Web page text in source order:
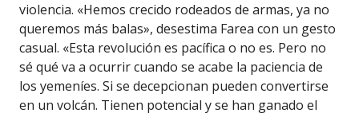
violencia. «Hemos crecido rodeados de armas, ya no
queremos más balas», desestima Farea con un gesto
casual. «Esta revolución es pacífica o no es. Pero no
sé qué va a ocurrir cuando se acabe la paciencia de
los yemeníes. Si se decepcionan pueden convertirse
en un volcán. Tienen potencial y se han ganado el